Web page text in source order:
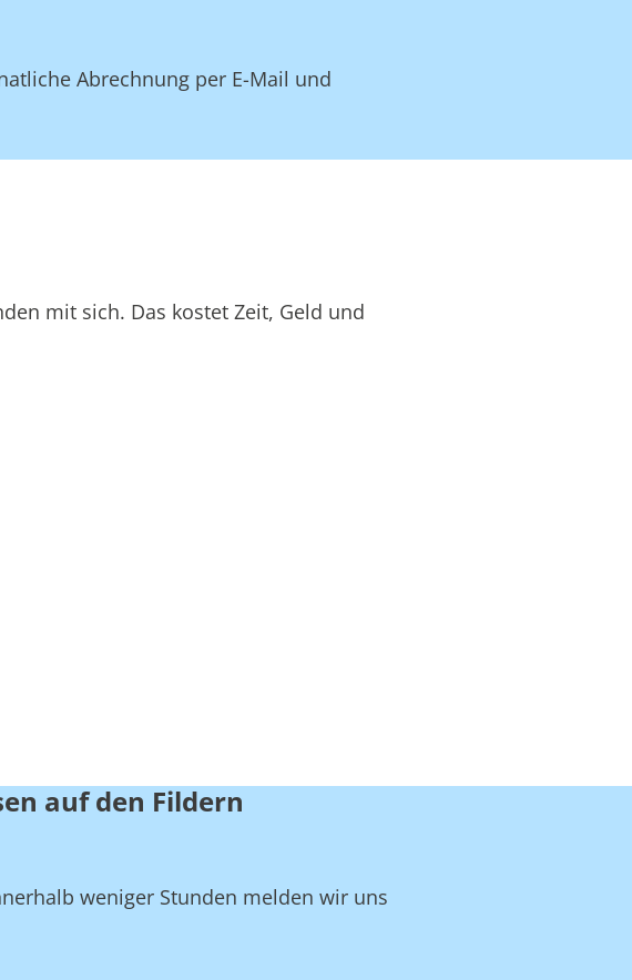
Abrechnung per E-Mail und
mit sich. Das kostet Zeit, Geld und
auf den Fildern
weniger Stunden melden wir uns